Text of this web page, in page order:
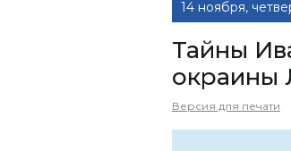
14 ноября,
Тайны
окраины
Версия для печати